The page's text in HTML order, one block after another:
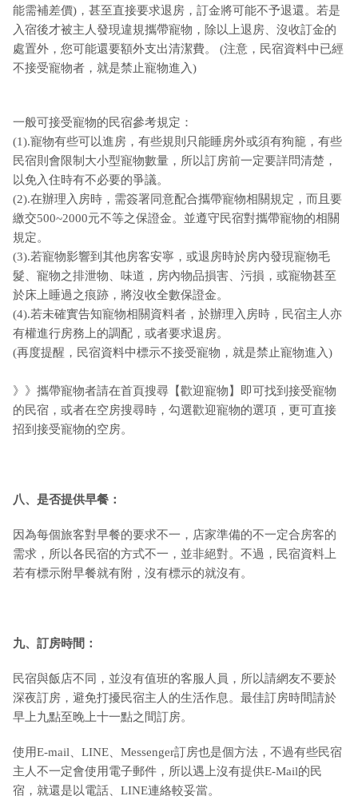
能需補差價)，甚至直接要求退房，訂金將可能不予退還。若是
入宿後才被主人發現違規攜帶寵物，除以上退房、沒收訂金的
處置外，您可能還要額外支出清潔費。 (注意，民宿資料中已經
不接受寵物者，就是禁止寵物進入)
一般可接受寵物的民宿參考規定：
(1).寵物有些可以進房，有些規則只能睡房外或須有狗籠，有些
民宿則會限制大小型寵物數量，所以訂房前一定要詳問清楚，
以免入住時有不必要的爭議。
(2).在辦理入房時，需簽署同意配合攜帶寵物相關規定，而且要
繳交500~2000元不等之保證金。並遵守民宿對攜帶寵物的相關
規定。
(3).若寵物影響到其他房客安寧，或退房時於房內發現寵物毛
髮、寵物之排泄物、味道，房內物品損害、污損，或寵物甚至
於床上睡過之痕跡，將沒收全數保證金。
(4).若未確實告知寵物相關資料者，於辦理入房時，民宿主人亦
有權進行房務上的調配，或者要求退房。
(再度提醒，民宿資料中標示不接受寵物，就是禁止寵物進入)
》》攜帶寵物者請在首頁搜尋【歡迎寵物】即可找到接受寵物
的民宿，或者在空房搜尋時，勾選歡迎寵物的選項，更可直接
招到接受寵物的空房。
八、是否提供早餐：
因為每個旅客對早餐的要求不一，店家準備的不一定合房客的
需求，所以各民宿的方式不一，並非絕對。不過，民宿資料上
若有標示附早餐就有附，沒有標示的就沒有。
九、訂房時間：
民宿與飯店不同，並沒有值班的客服人員，所以請網友不要於
深夜訂房，避免打擾民宿主人的生活作息。最佳訂房時間請於
早上九點至晚上十一點之間訂房。
使用E-mail、LINE、Messenger訂房也是個方法，不過有些民宿
主人不一定會使用電子郵件，所以遇上沒有提供E-Mail的民
宿，就還是以電話、LINE連絡較妥當。